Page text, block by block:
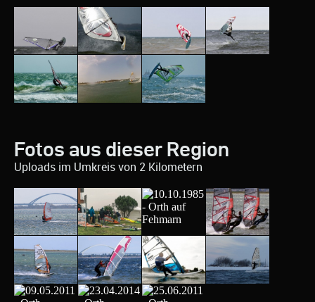
Fotos aus dieser Region
Uploads im Umkreis von 2 Kilometern